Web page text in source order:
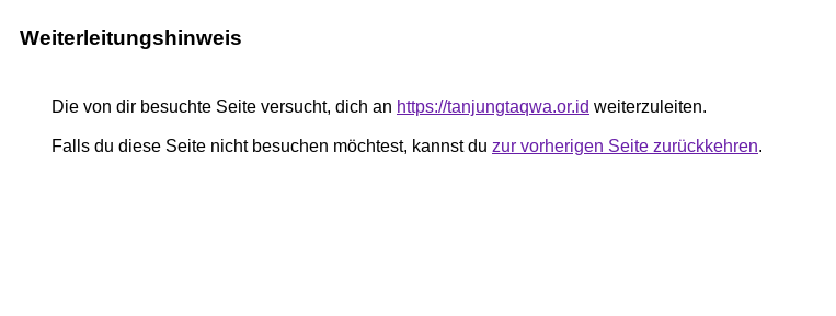
Weiterleitungshinweis
Die von dir besuchte Seite versucht, dich an https://tanjungtaqwa.or.id weiterzuleiten.
Falls du diese Seite nicht besuchen möchtest, kannst du zur vorherigen Seite zurückkehren.